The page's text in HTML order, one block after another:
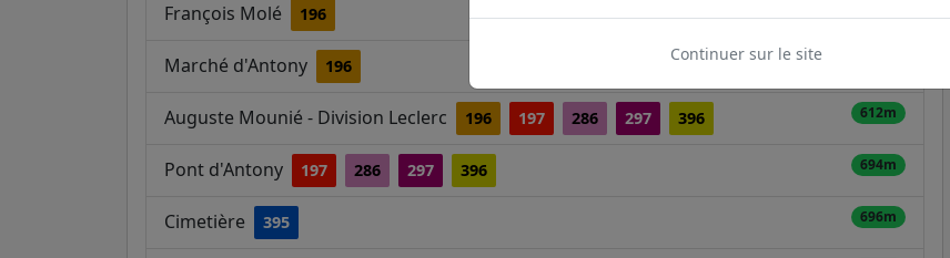
François Molé 196
Marché d'Antony 196
Auguste Mounié - Division Leclerc 196 197 286 297 396 612m
Pont d'Antony 197 286 297 396 694m
Cimetière 395 696m
Continuer sur le site